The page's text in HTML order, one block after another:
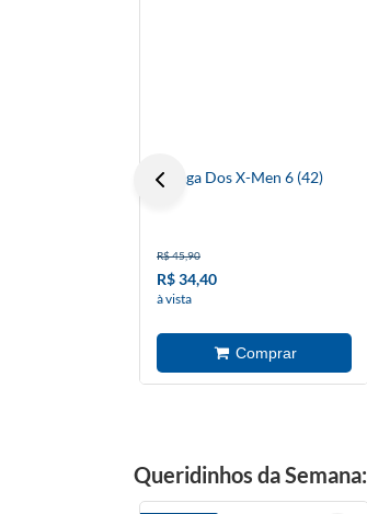
A Saga Dos X-Men 6 (42)
R$ 45,90
R$ 34,40
à vista
Queridinhos da Semana: